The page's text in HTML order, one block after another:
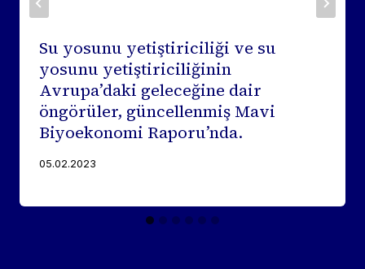
Su yosunu yetiştiriciliği ve su
yosunu yetiştiriciliğinin
Avrupa’daki geleceğine dair
öngörüler, güncellenmiş Mavi
Biyoekonomi Raporu’nda.
05.02.2023